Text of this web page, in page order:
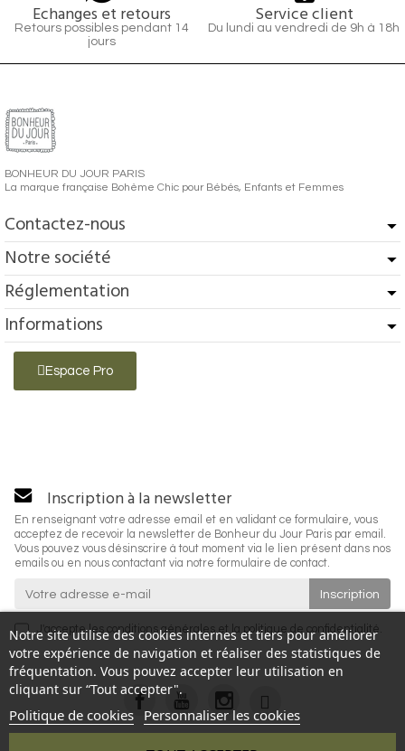
Echanges et retours
Retours possibles pendant 14
jours
Service client
Du lundi au vendredi de 9h à 18h
BONHEUR DU JOUR PARIS
La marque française Bohème Chic pour Bébés, Enfants et Femmes
Contactez-nous
Notre société
Réglementation
Informations
Espace Pro
Notre site utilise des cookies internes et tiers pour améliorer
votre expérience de navigation et réaliser des statistiques de
fréquentation. Vous pouvez accepter leur utilisation en
cliquant sur “Tout accepter".
Politique de cookies Personnaliser les cookies
Inscription à la newsletter
En renseignant votre adresse email et en validant ce formulaire, vous
acceptez de recevoir la newsletter de Bonheur du Jour Paris par email.
Vous pouvez vous désinscrire à tout moment via le lien présent dans nos
emails ou en nous contactant via notre formulaire de contact.
J'accepte les conditions générales et la politique de confidentialité.